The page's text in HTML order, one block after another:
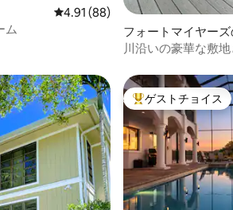
レビュー88件、5つ星中4.91つ星
4.91 (88)
ム
フォートマイヤー
川沿いの豪華な敷
大好評のゲストチ
ゲストチョイス